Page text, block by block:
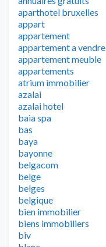
aparthotel bruxelles
appart
appartement
appartement a vendre
appartement meuble
appartements
atrium immobilier
azalai
azalai hotel
baia spa
bas
baya
bayonne
belgacom
belge
belges
belgique
bien immobilier
biens immobiliers
biv